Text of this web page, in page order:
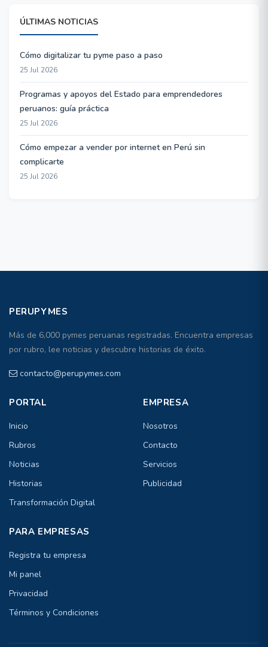
ÚLTIMAS NOTICIAS
Cómo digitalizar tu pyme paso a paso
25 Jul 2026
Programas y apoyos del Estado para emprendedores
peruanos: guía práctica
25 Jul 2026
Cómo empezar a vender por internet en Perú sin
complicarte
25 Jul 2026
PERUPYMES
Más de 6,000 pymes peruanas registradas. Encuentra empresas
por rubro, lee noticias y descubre historias de éxito.
contacto@perupymes.com
PORTAL
Inicio
Rubros
Noticias
Historias
Transformación Digital
EMPRESA
Nosotros
Contacto
Servicios
Publicidad
PARA EMPRESAS
Registra tu empresa
Mi panel
Privacidad
Términos y Condiciones